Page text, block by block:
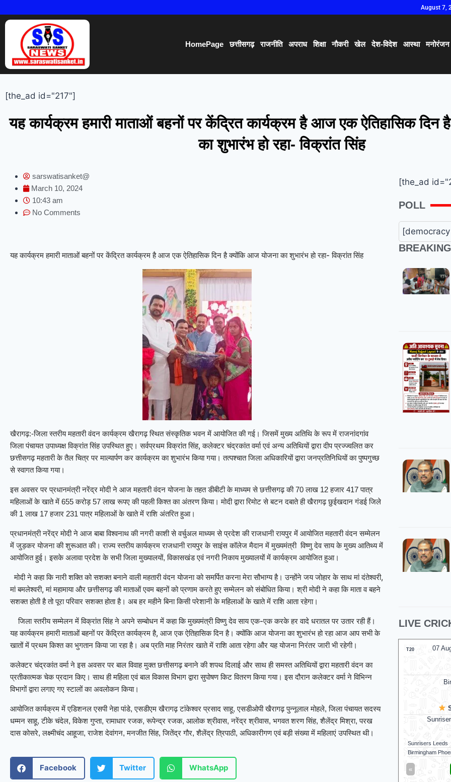
August 7,
HomePage छत्तीसगढ़ राजनीति अपराध शिक्षा नौकरी खेल देश-विदेश आस्था मनोरंजन
[the_ad id="217"]
यह कार्यक्रम हमारी माताओं बहनों पर केंद्रित कार्यक्रम है आज एक ऐतिहासिक दिन
का शुभारंभ हो रहा- विक्रांत सिंह
sarswatisanket@
March 10, 2024
10:43 am
No Comments
यह कार्यक्रम हमारी माताओं बहनों पर केंद्रित कार्यक्रम है आज एक ऐतिहासिक दिन है क्योंकि आज योजना का शुभारंभ हो रहा- विक्रांत सिंह
खैरागढ़:-जिला स्तरीय महतारी वंदन कार्यक्रम खैरागढ़ स्थित संस्कृतिक भवन में आयोजित की गई। जिसमें मुख्य अतिथि के रूप में राजनांदगांव
जिला पंचायत उपाध्यक्ष विक्रांत सिंह उपस्थित हुए। सर्वप्रथम विक्रांत सिंह, कलेक्टर चंद्रकांत वर्मा एवं अन्य अतिथियों द्वारा दीप प्रज्ज्वलित कर
छत्तीसगढ़ महतारी के तैल चित्र पर माल्यार्पण कर कार्यक्रम का शुभारंभ किया गया। तत्पश्चात जिला अधिकारियों द्वारा जनप्रतिनिधियों का पुष्पगुच्छ
से स्वागत किया गया।
इस अवसर पर प्रधानमंत्री नरेंद्र मोदी ने आज महतारी वंदन योजना के तहत डीबीटी के माध्यम से छत्तीसगढ़ की 70 लाख 12 हजार 417 पात्र
महिलाओं के खाते में 655 करोड़ 57 लाख रूपए की पहली किश्त का अंतरण किया। मोदी द्वारा रिमोट से बटन दबाते ही खैरागढ़ छुईखदान गंडई जिले
की 1 लाख 17 हजार 231 पात्र महिलाओं के खाते में राशि अंतरित हुआ।
प्रधानमंत्री नरेंद्र मोदी ने आज बाबा विश्वनाथ की नगरी काशी से वर्चुअल माध्यम से प्रदेश की राजधानी रायपुर में आयोजित महतारी वंदन सम्मेलन
में जुड़कर योजना की शुरूआत की। राज्य स्तरीय कार्यक्रम राजधानी रायपुर के साइंस कॉलेज मैदान में मुख्यमंत्री विष्णु देव साय के मुख्य आतिथ्य में
आयोजित हुई। इसके अलावा प्रदेश के सभी जिला मुख्यालयों, विकासखंड एवं नगरी निकाय मुख्यालयों में कार्यक्रम आयोजित हुआ।
मोदी ने कहा कि नारी शक्ति को सशक्त बनाने वाली महतारी वंदन योजना को समर्पित करना मेरा सौभाग्य है। उन्होंने जय जोहार के साथ मां दंतेश्वरी,
मां बमलेश्वरी, मां महामाया और छत्तीसगढ़ की माताओं एवम बहनों को प्रणाम करते हुए सम्मेलन को संबोधित किया। श्री मोदी ने कहा कि माता व बहने
सशक्त होती है तो पूरा परिवार सशक्त होता है। अब हर महीने बिना किसी परेशानी के महिलाओं के खाते में राशि आता रहेगा।
जिला स्तरीय सम्मेलन में विक्रांत सिंह ने अपने सम्बोधन में कहा कि मुख्यमंत्री विष्णु देव साय एक-एक करके हर वादे धरातल पर उतार रही हैं।
यह कार्यक्रम हमारी माताओं बहनों पर केंद्रित कार्यक्रम है, आज एक ऐतिहासिक दिन है। क्योंकि आज योजना का शुभारंभ हो रहा आज आप सभी के
खातों में प्रथम किश्त का भुगतान किया जा रहा है। अब प्रति माह निरंतर खाते में राशि आता रहेगा और यह योजना निरंतर जारी भी रहेगी।
कलेक्टर चंद्रकांत वर्मा ने इस अवसर पर बाल विवाह मुक्त छत्तीसगढ़ बनाने की शपथ दिलाई और साथ ही समस्त अतिथियों द्वारा महतारी वंदन का
प्रतीकात्मक चेक प्रदान किए। साथ ही महिला एवं बाल विकास विभाग द्वारा सुपोषण किट वितरण किया गया। इस दौरान कलेक्टर वर्मा ने विभिन्न
विभागों द्वारा लगाए गए स्टालों का अवलोकन किया।
आयोजित कार्यक्रम में एडिशनल एसपी नेहा पांडे, एसडीएम खैरागढ़ टांकेश्वर प्रसाद साहू, एसडीओपी खैरागढ़ पुन्नूलाल मोहले, जिला पंचायत सदस्य
धम्मन साहू, टीके चंदेल, विकेश गुप्ता, रामाधार रजक, रूपेन्द्र रजक, आलोक श्रीवास, नरेंद्र श्रीवास, भगवत शरण सिंह, शैलेंद्र मिश्रा, परख
दास कोसरे, लक्ष्मीचंद आहूजा, राजेश देवांगन, मनजीत सिंह, जितेंद्र गौर, शैलेंद्र त्रिपाठी, अधिकारीगण एवं बड़ी संख्या में महिलाएं उपस्थित थी।
Facebook Twitter WhatsApp
[the_ad
POLL
LIVE
07
T20
Sunrisers Leeds
Birmingham
«